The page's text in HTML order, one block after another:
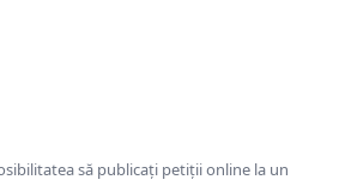
să publicați petiții online la un